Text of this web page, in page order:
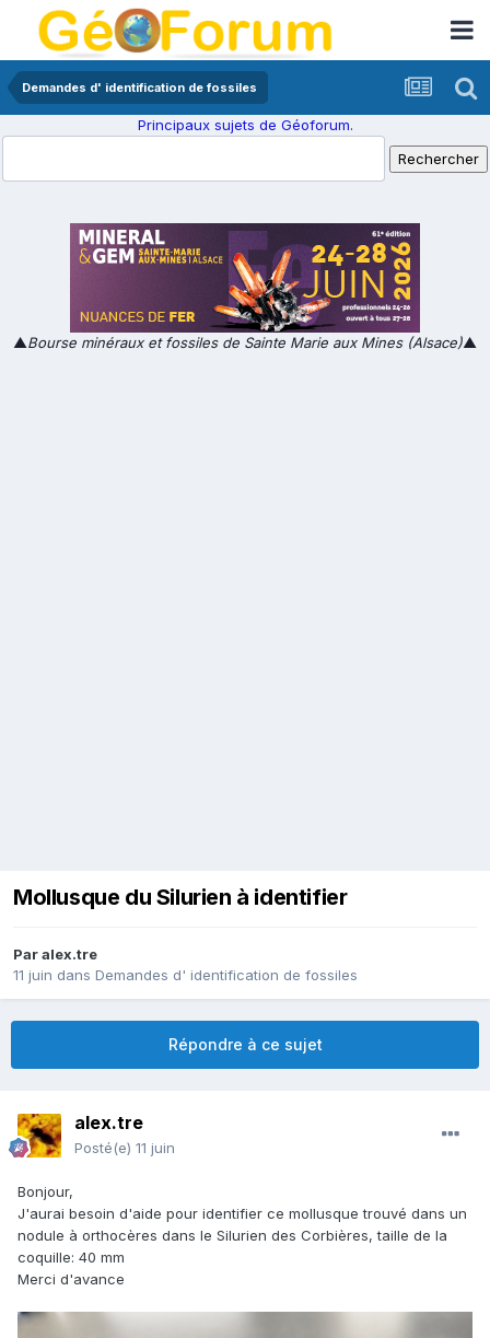
Demandes d' identification de fossiles
Principaux sujets de Géoforum.
▲Bourse minéraux et fossiles de Sainte Marie aux Mines (Alsace)▲
Mollusque du Silurien à identifier
Paralex.tre
11 juin dans Demandes d' identification de fossiles
Répondre à ce sujet
alex.tre
Posté(e) 11 juin
Bonjour,
J'aurai besoin d'aide pour identifier ce mollusque trouvé dans un
nodule à orthocères dans le Silurien des Corbières, taille de la
coquille: 40 mm
Merci d'avance